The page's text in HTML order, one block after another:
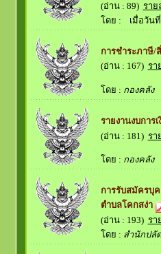
(อ่าน : 89) ราย
โดย :
เมื่อวัน
การชำระภาษี/
(อ่าน : 167) รา
โดย : กองคลัง
รายงานงบการ
(อ่าน : 181) รา
โดย : กองคลัง
การรับสมัครบุค
ตำบลโคกสง่า
(อ่าน : 193) รา
โดย : สำนักปลัด